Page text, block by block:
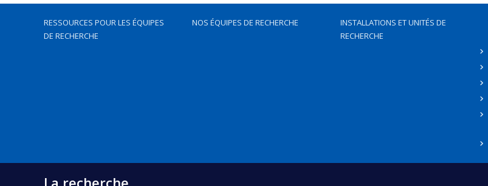
RESSOURCES POUR LES ÉQUIPES
DE RECHERCHE
NOS ÉQUIPES DE RECHERCHE
INSTALLATIONS ET UNITÉS DE
RECHERCHE
La recherche